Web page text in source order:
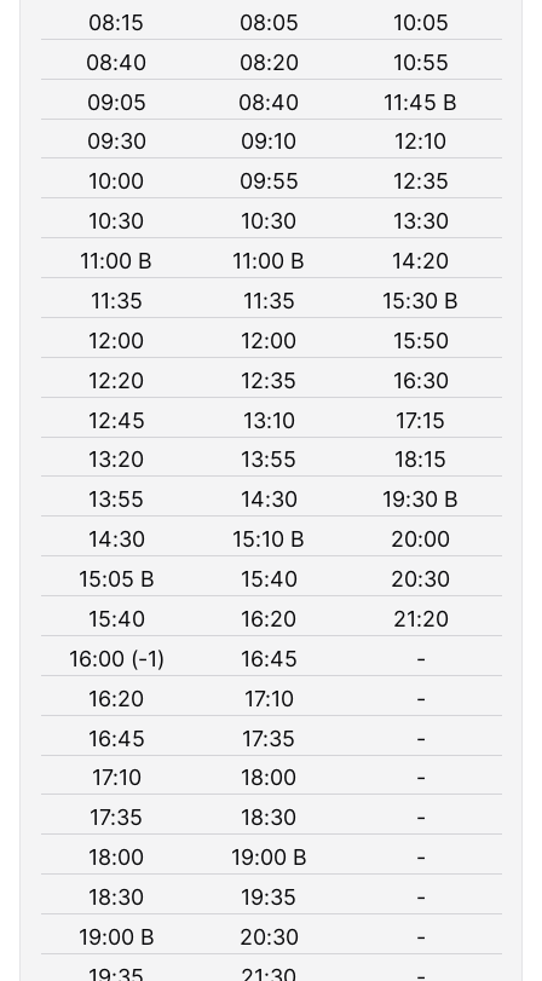
08:15 08:05
10:05
08:40
08:20
10:55
09:05
08:40
11:45 B
09:30
09:10
12:10
10:00
09:55
12:35
10:30
10:30
13:30
11:00 B
11:00 B
14:20
11:35
11:35
15:30 B
12:00
12:00
15:50
12:20
12:35
16:30
12:45
13:10
17:15
13:20
13:55
18:15
13:55
14:30
19:30 B
14:30
15:10 B
20:00
15:05 B
15:40
20:30
15:40
16:20
21:20
16:00 (-1)
16:45
-
16:20
17:10
-
16:45
17:35
-
17:10
18:00
-
17:35
18:30
-
18:00
19:00 B
-
18:30
19:35
-
19:00 B
20:30
-